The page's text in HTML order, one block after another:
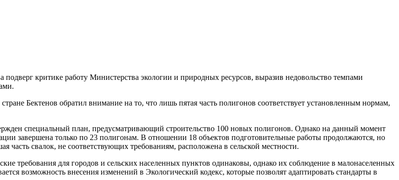
подверг критике работу Министерства экологии и природных ресурсов, выразив недовольство темпами
Бектенов обратил внимание на то, что лишь пятая часть полигонов соответствует установленным нормам,
специальный план, предусматривающий строительство 100 новых полигонов. Однако на данный момент
завершена только по 23 полигонам. В отношении 18 объектов подготовительные работы продолжаются, но
свалок, не соответствующих требованиям, расположена в сельской местности.
требования для городов и сельских населенных пунктов одинаковы, однако их соблюдение в малонаселенных
возможность внесения изменений в Экологический кодекс, которые позволят адаптировать стандарты в